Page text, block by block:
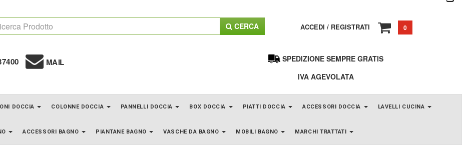
CERCA ACCEDI / REGISTRATI 0
MAIL
SPEDIZIONE SEMPRE GRATIS
IVA AGEVOLATA
DOCCIA COLONNE DOCCIA PANNELLI DOCCIA BOX DOCCIA PIATTI DOCCIA ACCESSORI DOCCIA LAVELLI CUCINA
ACCESSORI BAGNO PIANTANE BAGNO VASCHE DA BAGNO MOBILI BAGNO MARCHI TRATTATI